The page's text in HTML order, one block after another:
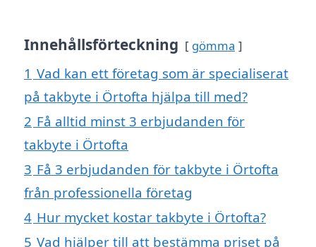
Innehållsförteckning gömma
1 Vad kan ett företag som är specialiserat
på takbyte i Örtofta hjälpa till med?
2 Få alltid minst 3 erbjudanden för
takbyte i Örtofta
3 Få 3 erbjudanden för takbyte i Örtofta
från professionella företag
4 Hur mycket kostar takbyte i Örtofta?
5 Vad hjälper till att bestämma priset på